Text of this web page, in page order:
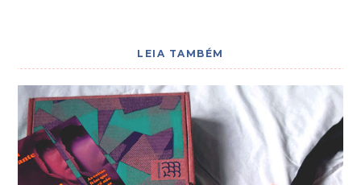
LEIA TAMBÉM